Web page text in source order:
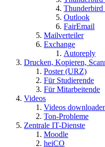
Outlook
FairEmail
Mailverteiler
Exchange
Autoreply
Drucken, Kopieren,
Poster (URZ)
Für Studierende
Für Mitarbeitende
Videos
Videos
Ton-Probleme
Zentrale IT-Dienste
Moodle
heiCO